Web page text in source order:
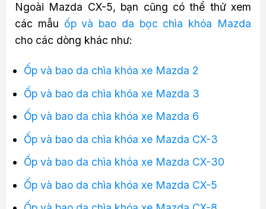
Ngoài Mazda CX-5, bạn cũng có thể thử xem
các mẫu ốp và bao da bọc chìa khóa Mazda
cho các dòng khác như:
Ốp và bao da chìa khóa xe Mazda 2
Ốp và bao da chìa khóa xe Mazda 3
Ốp và bao da chìa khóa xe Mazda 6
Ốp và bao da chìa khóa xe Mazda CX-3
Ốp và bao da chìa khóa xe Mazda CX-30
Ốp và bao da chìa khóa xe Mazda CX-5